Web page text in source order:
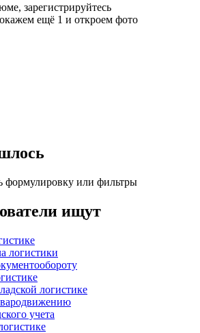
зарегистрируйтесь
ещё 1 и откроем фото
формулировку или фильтры
ищут
логистики
логистике
учета